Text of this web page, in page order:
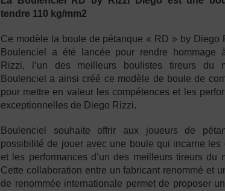
LA BOULE BLEUE
TORO PETANK
tendre 110 kg/mm2
Ce modèle la boule de pétanque « RD » by Diego
Boulenciel a été lancée pour rendre hommage
Rizzi, l’un des meilleurs boulistes tireurs du
Boulenciel a ainsi créé ce modèle de boule de
pour mettre en valeur les compétences et les
exceptionnelles de Diego Rizzi.
Boulenciel souhaite offrir aux joueurs de
possibilité de jouer avec une boule qui incarne les
et les performances d’un des meilleurs tireurs du
Cette collaboration entre un fabricant renommé et
de renommée internationale permet de proposer